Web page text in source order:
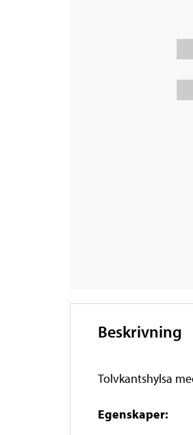
Beskrivning
Tolvkantshylsa
Egenskaper: